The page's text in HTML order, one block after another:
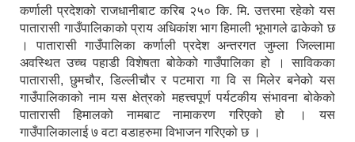
कर्णाली प्रदेशको राजधानीबाट करिब २५० कि. मि. उत्तरमा रहेको यस
पातारासी गाउँपालिकाको प्राय अधिकांश भाग हिमाली भूभागले ढाकेको छ
। पातारासी गाउँपालिका कर्णाली प्रदेश अन्तरगत जुम्ला जिल्लामा
अवस्थित उच्च पहाडी विशेषता बोकेको गाउँपालिका हो । साविकका
पातारासी, छुमचौर, डिल्लीचौर र पटमारा गा वि स मिलेर बनेको यस
गाउँपालिकाको नाम यस क्षेत्रको महत्त्वपूर्ण पर्यटकीय संभावना बोकेको
पातारासी हिमालको नामबाट नामाकरण गरिएको हो । यस
गाउँपालिकालाई ७ वटा वडाहरुमा विभाजन गरिएको छ ।